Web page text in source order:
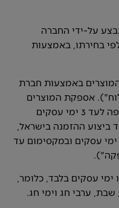
על-ידי החברה
בחירתו, באמצעות
המוצרים באמצעות חברת
אספקת המוצרים
על-ידי חברת השילוח תיעשה בשאיפה לעד 3 ימי עסקים
ממועד ביצוע ההזמנה בישראל,
ובמשלוח לחו"ל בשאיפה לבין 7 ל30 ימי עסקים ובמקסימום עד
ימי עסקים בלבד, כלומר,
ערבי חג וימי חג.